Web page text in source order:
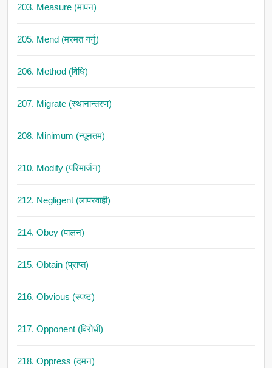
203. Measure (मापन)
205. Mend (मरमत गर्नु)
206. Method (विधि)
207. Migrate (स्थानान्तरण)
208. Minimum (न्यूनतम)
210. Modify (परिमार्जन)
212. Negligent (लापरवाही)
214. Obey (पालन)
215. Obtain (प्राप्त)
216. Obvious (स्पष्ट)
217. Opponent (विरोधी)
218. Oppress (दमन)